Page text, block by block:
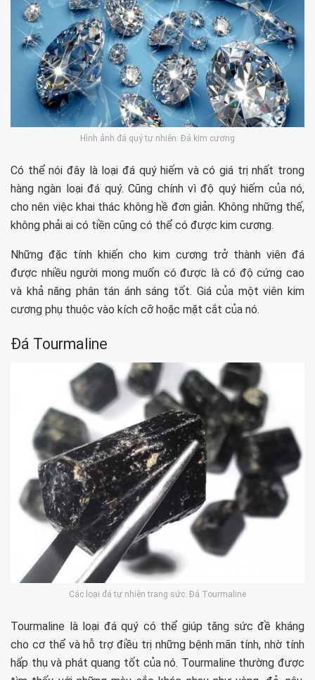
Hình ảnh đá quý tự nhiên: Đá kim cương
Có thể nói đây là loại đá quý hiếm và có giá trị nhất trong
hàng ngàn loại đá quý. Cũng chính vì độ quý hiếm của nó,
cho nên việc khai thác không hề đơn giản. Không những thế,
không phải ai có tiền cũng có thể có được kim cương.
Những đặc tính khiến cho kim cương trở thành viên đá
được nhiều người mong muốn có được là có độ cứng cao
và khả năng phân tán ánh sáng tốt. Giá của một viên kim
cương phụ thuộc vào kích cỡ hoặc mặt cắt của nó.
Đá Tourmaline
Các loại đá tự nhiên trang sức: Đá Tourmaline
Tourmaline là loại đá quý có thể giúp tăng sức đề kháng
cho cơ thể và hỗ trợ điều trị những bệnh mãn tính, nhờ tính
hấp thụ và phát quang tốt của nó. Tourmaline thường được